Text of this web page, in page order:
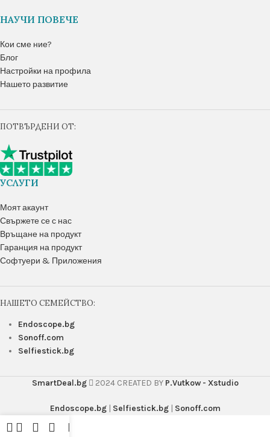
НАУЧИ ПОВЕЧЕ
Кои сме ние?
Блог
Настройки на профила
Нашето развитие
ПОТВЪРДЕНИ ОТ:
УСЛУГИ
Моят акаунт
Свържете се с нас
Връщане на продукт
Гаранция на продукт
Софтуери & Приложения
НАШЕТО СЕМЕЙСТВО:
Endoscope.bg
Sonoff.com
Selfiestick.bg
SmartDeal.bg 2024 CREATED BY P.Vutkow - Xstudio
Endoscope.bg | Selfiestick.bg| Sonoff.com